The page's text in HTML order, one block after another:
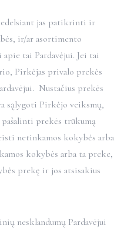
jas patikrinti ir
ir/ar asortimento
tai Pardavėjui. Jei tai
Pirkėjas privalo prekės
Nustačius prekės
sąlygoti Pirkėjo veiksmų,
pašalinti prekės trūkumą
netinkamos kokybės arba
kokybės arba ta preke,
prekę ir jos atsisakius
nesklandumų Pardavėjui